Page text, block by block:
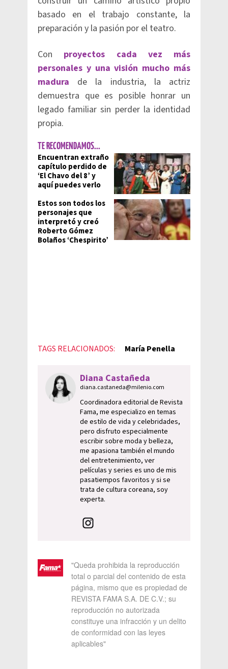
basado en el trabajo constante, la
preparación y la pasión por el teatro.
Con proyectos cada vez más
personales y una visión mucho más
madura de la industria, la actriz
demuestra que es posible honrar un
legado familiar sin perder la identidad
propia.
TE RECOMENDAMOS...
Encuentran extraño
capítulo perdido de
‘El Chavo del 8’ y
aquí puedes verlo
Estos son todos los
personajes que
interpretó y creó
Roberto Gómez
Bolaños ‘Chespirito’
TAGS RELACIONADOS: María Penella
Diana Castañeda
diana.castaneda@milenio.com
Coordinadora editorial de Revista
Fama, me especializo en temas
de estilo de vida y celebridades,
pero disfruto especialmente
escribir sobre moda y belleza,
me apasiona también el mundo
del entretenimiento, ver
películas y series es uno de mis
pasatiempos favoritos y si se
trata de cultura coreana, soy
experta.
"Queda prohibida la reproducción
total o parcial del contenido de esta
página, mismo que es propiedad de
REVISTA FAMA S.A. DE C.V.; su
reproducción no autorizada
constituye una infracción y un delito
de conformidad con las leyes
aplicables"